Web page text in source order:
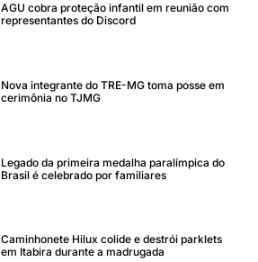
AGU cobra proteção infantil em reunião com
representantes do Discord
Nova integrante do TRE-MG toma posse em
cerimônia no TJMG
Legado da primeira medalha paralímpica do
Brasil é celebrado por familiares
Caminhonete Hilux colide e destrói parklets
em Itabira durante a madrugada